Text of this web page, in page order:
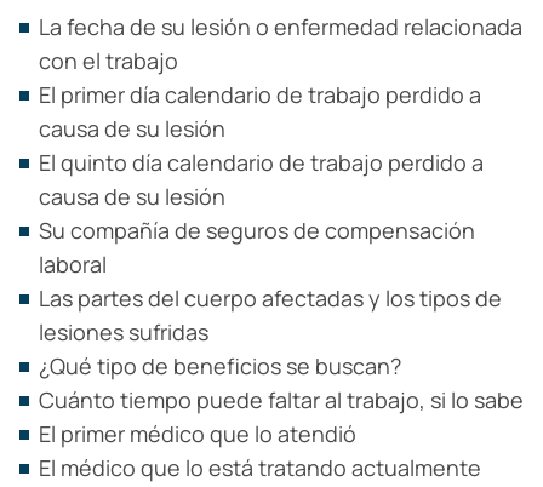
La fecha de su lesión o enfermedad relacionada
con el trabajo
El primer día calendario de trabajo perdido a
causa de su lesión
El quinto día calendario de trabajo perdido a
causa de su lesión
Su compañía de seguros de compensación
laboral
Las partes del cuerpo afectadas y los tipos de
lesiones sufridas
¿Qué tipo de beneficios se buscan?
Cuánto tiempo puede faltar al trabajo, si lo sabe
El primer médico que lo atendió
El médico que lo está tratando actualmente